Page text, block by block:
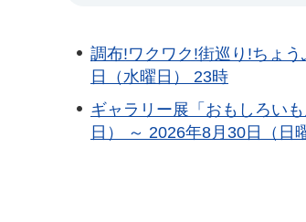
調布!ワクワク!街巡り!ちょ
日（水曜日） 23時
ギャラリー展「おもしろい
日） ～ 2026年8月30日（日